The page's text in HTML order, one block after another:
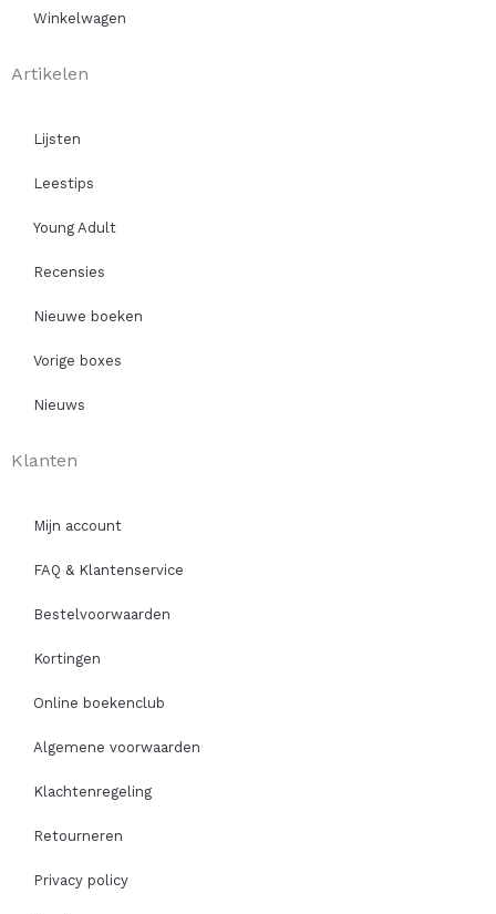
Winkelwagen
Artikelen
Lijsten
Leestips
Young Adult
Recensies
Nieuwe boeken
Vorige boxes
Nieuws
Klanten
Mijn account
FAQ & Klantenservice
Bestelvoorwaarden
Kortingen
Online boekenclub
Algemene voorwaarden
Klachtenregeling
Retourneren
Privacy policy